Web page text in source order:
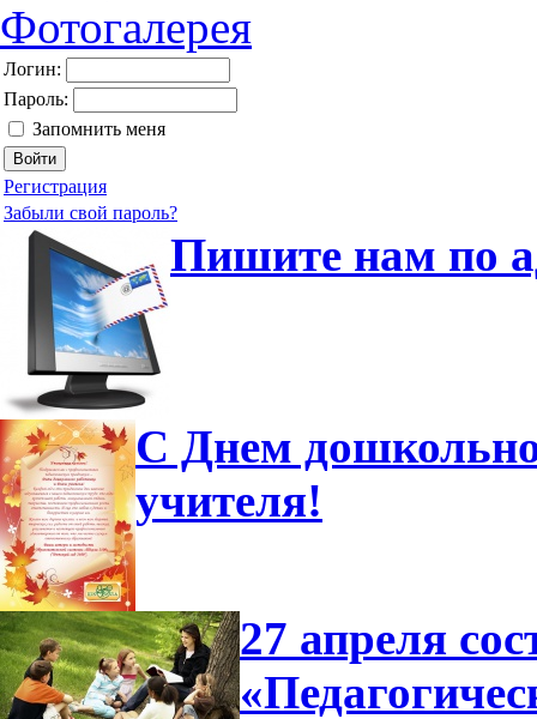
Фотогалерея
Логин:
Пароль:
Запомнить меня
Регистрация
Забыли свой пароль?
Пишите нам по
С Днем
учителя!
27 апреля